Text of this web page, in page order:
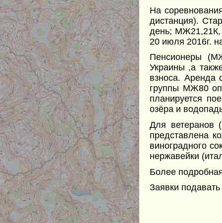
На
дистанция).
день; МЖ21,21К,
20 июля 2016г.
Пенсионеры
Украины ,а
взноса. Аренда
группы МЖ80
планируется
озёра и
Для ветеранов
представлена
виноградного
нержавейки
Более
Заявки